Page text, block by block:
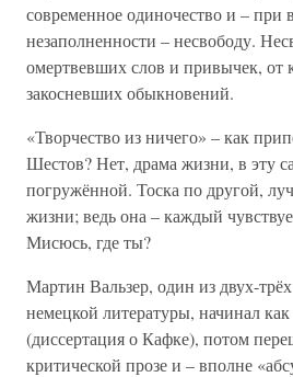
современное одиночество и – при
незаполненности – несвободу.
омертвевших слов и привычек,
закосневших обыкновений.
«Творчество из ничего» – как
Шестов? Нет, драма жизни, в эту
погружённой. Тоска по другой,
жизни; ведь она – каждый
Мисюсь, где ты?
Мартин Вальзер, один из двух-
немецкой литературы, начинал как
(диссертация о Кафке), потом
критической прозе и – вполне